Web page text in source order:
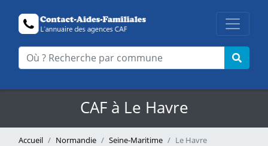
CAF à Le Havre
Accueil Normandie Seine-Maritime Le Havre